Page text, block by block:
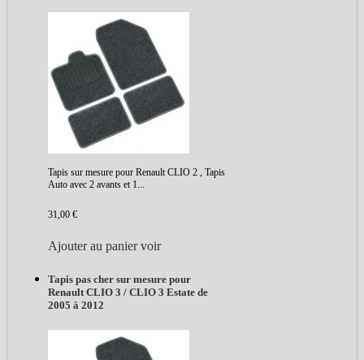
Tapis sur mesure pour Renault CLIO 2 , Tapis
Auto avec 2 avants et 1...
31,00 €
Ajouter au panier voir
Tapis pas cher sur mesure pour
Renault CLIO 3 / CLIO 3 Estate de
2005 à 2012